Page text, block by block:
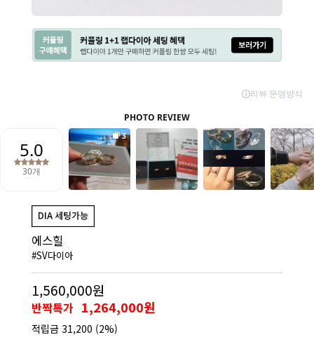
에스힐
#SV다이아
1,560,000원
반짝특가 1,264,000원
적립금 31,200 (2%)